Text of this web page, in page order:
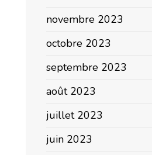
novembre 2023
octobre 2023
septembre 2023
août 2023
juillet 2023
juin 2023